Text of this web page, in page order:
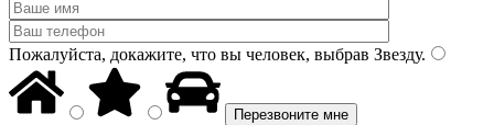
Пожалуйста, докажите, что вы человек, выбрав Звезду.